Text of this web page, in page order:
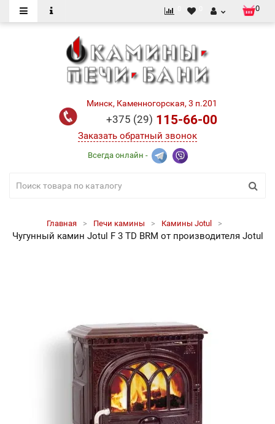
0
Минск, Каменногорская, 3 п.201
+375 (29) 115-66-00
Заказать обратный звонок
Всегда онлайн -
Главная Печи камины Камины Jotul
Чугунный камин Jotul F 3 TD BRM от производителя Jotul